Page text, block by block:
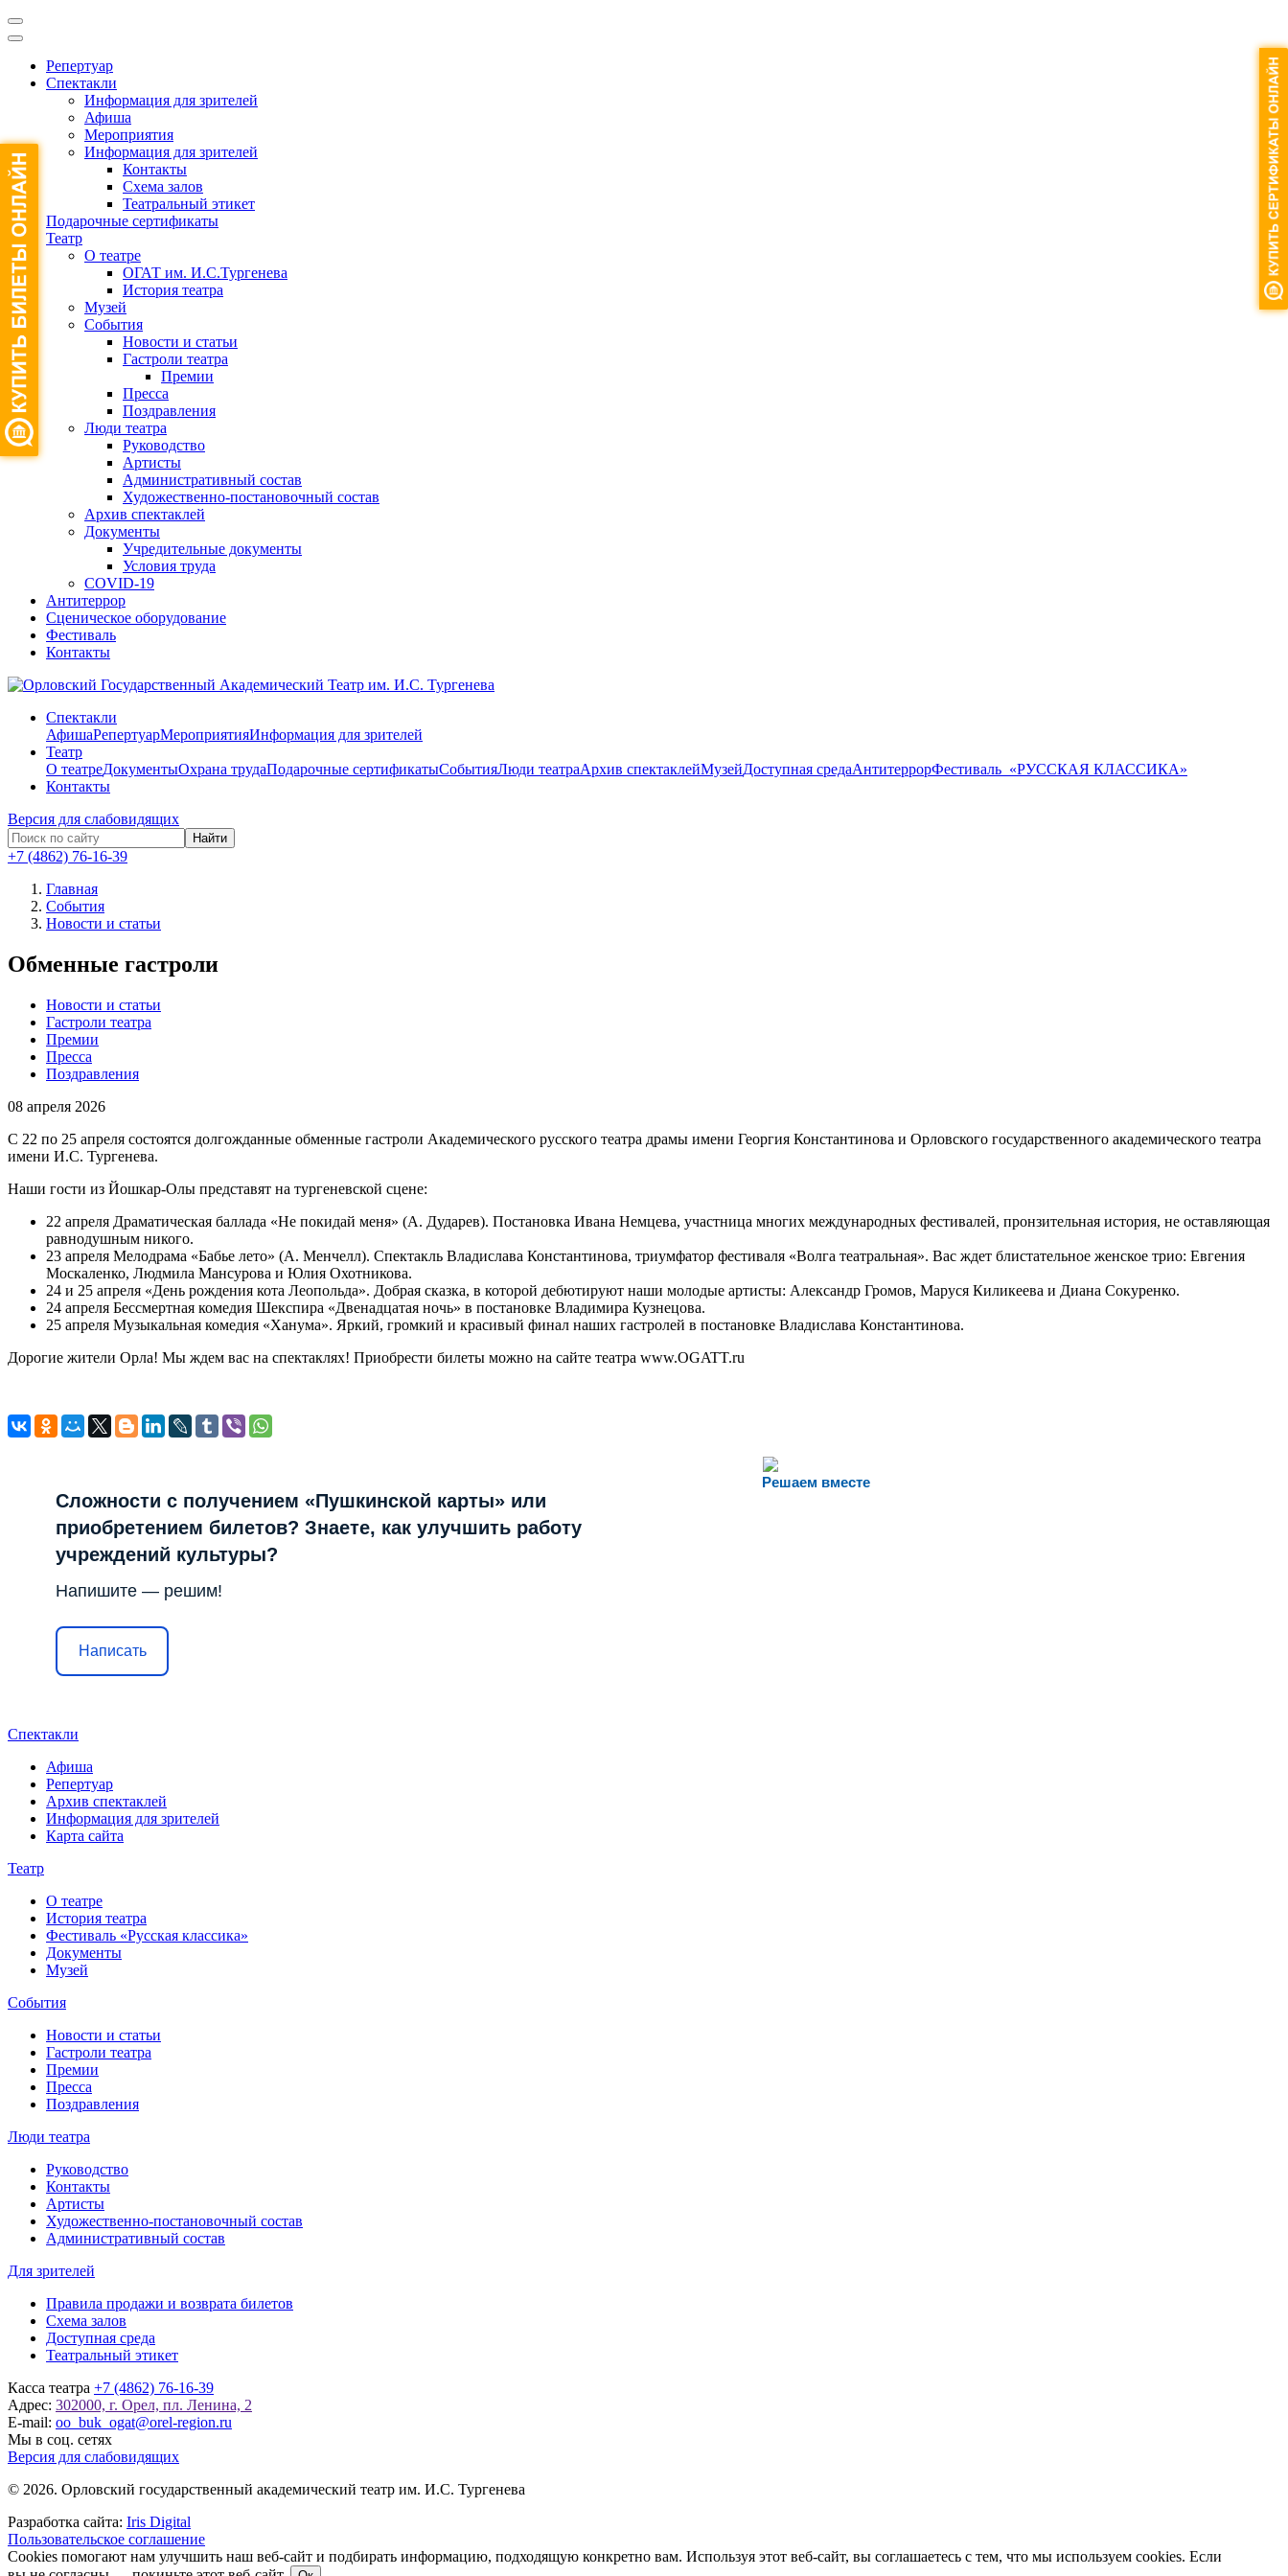
Репертуар
Спектакли
Информация для зрителей
Афиша
Мероприятия
Информация для зрителей
Контакты
Схема залов
Театральный этикет
Подарочные сертификаты
Театр
О театре
ОГАТ им. И.С.Тургенева
История театра
Музей
События
Новости и статьи
Гастроли театра
Премии
Пресса
Поздравления
Люди театра
Руководство
Артисты
Административный состав
Художественно-постановочный состав
Архив спектаклей
Документы
Учредительные документы
Условия труда
COVID-19
Антитеррор
Сценическое оборудование
Фестиваль
Контакты
Спектакли
АфишаРепертуарМероприятияИнформация для зрителей
Театр
О театреДокументыОхрана трудаПодарочные сертификатыСобытияЛюди театраАрхив спектаклейМузейДоступная средаАнтитеррорФестиваль ​ «РУССКАЯ КЛАССИКА»
Контакты
Версия для слабовидящих
Найти
+7 (4862) 76-16-39
Главная
События
Новости и статьи
Обменные гастроли
Новости и статьи
Гастроли театра
Премии
Пресса
Поздравления
08 апреля 2026
С 22 по 25 апреля состоятся долгожданные обменные гастроли Академического русского театра драмы имени Георгия Константинова и Орловского государственного академического театра
имени И.С. Тургенева.
Наши гости из Йошкар-Олы представят на тургеневской сцене:
22 апреля Драматическая баллада «Не покидай меня» (А. Дударев). Постановка Ивана Немцева, участница многих международных фестивалей, пронзительная история, не оставляющая
равнодушным никого.
23 апреля Мелодрама «Бабье лето» (А. Менчелл). Спектакль Владислава Константинова, триумфатор фестиваля «Волга театральная». Вас ждет блистательное женское трио: Евгения
Москаленко, Людмила Мансурова и Юлия Охотникова.
24 и 25 апреля «День рождения кота Леопольда». Добрая сказка, в которой дебютируют наши молодые артисты: Александр Громов, Маруся Киликеева и Диана Сокуренко.
24 апреля Бессмертная комедия Шекспира «Двенадцатая ночь» в постановке Владимира Кузнецова.
25 апреля Музыкальная комедия «Ханума». Яркий, громкий и красивый финал наших гастролей в постановке Владислава Константинова.
Дорогие жители Орла! Мы ждем вас на спектаклях! Приобрести билеты можно на сайте театра www.OGATT.ru
Решаем вместе
Сложности с получением «Пушкинской карты» или
приобретением билетов? Знаете, как улучшить работу
учреждений культуры?
Напишите — решим!
Написать
Спектакли
Афиша
Репертуар
Архив спектаклей
Информация для зрителей
Карта сайта
Театр
О театре
История театра
Фестиваль «Русская классика»
Документы
Музей
События
Новости и статьи
Гастроли театра
Премии
Пресса
Поздравления
Люди театра
Руководство
Контакты
Артисты
Художественно-постановочный состав
Административный состав
Для зрителей
Правила продажи и возврата билетов
Схема залов
Доступная среда
Театральный этикет
Касса театра +7 (4862) 76-16-39
Адрес: 302000, г. Орел, пл. Ленина, 2
E-mail: oo_buk_ogat@orel-region.ru
Мы в соц. сетях
Версия для слабовидящих
© 2026. Орловский государственный академический театр им. И.С. Тургенева
Разработка сайта: Iris Digital
Пользовательское соглашение
Cookies помогают нам улучшить наш веб-сайт и подбирать информацию, подходящую конкретно вам. Используя этот веб-сайт, вы соглашаетесь с тем, что мы используем cookies. Если